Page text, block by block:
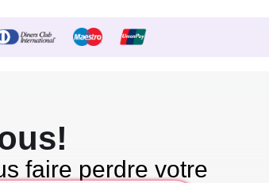
faire perdre votre